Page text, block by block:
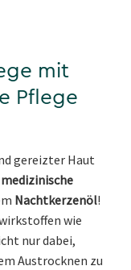
mit
Pflege
gereizter Haut
medizinische
Nachtkerzenöl!
wie
nur dabei,
Austrocknen zu